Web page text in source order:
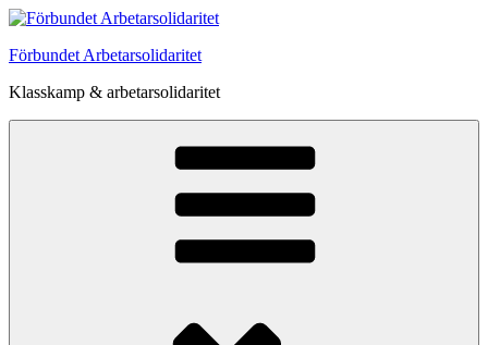
Hoppa
innehåll
Förbundet Arbetarsolidaritet
Klasskamp & arbetarsolidaritet